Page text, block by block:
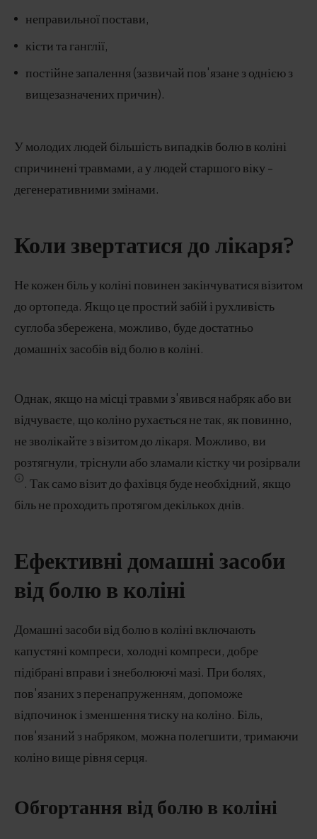
неправильної постави,
кісти та ганглії,
постійне запалення (зазвичай пов'язане з однією з
вищезазначених причин).
У молодих людей більшість випадків болю в коліні
спричинені травмами, а у людей старшого віку -
дегенеративними змінами.
Коли звертатися до лікаря?
Не кожен біль у коліні повинен закінчуватися візитом
до ортопеда. Якщо це простий забій і рухливість
суглоба збережена, можливо, буде достатньо
домашніх засобів від болю в коліні.
Однак, якщо на місці травми з'явився набряк або ви
відчуваєте, що коліно рухається не так, як повинно,
не зволікайте з візитом до лікаря. Можливо, ви
розтягнули, тріснули або зламали кістку чи розірвали
. Так само візит до фахівця буде необхідний, якщо
біль не проходить протягом декількох днів.
Ефективні домашні засоби
від болю в коліні
Домашні засоби від болю в коліні включають
капустяні компреси, холодні компреси, добре
підібрані вправи і знеболюючі мазі. При болях,
пов'язаних з перенапруженням, допоможе
відпочинок і зменшення тиску на коліно. Біль,
пов'язаний з набряком, можна полегшити, тримаючи
коліно вище рівня серця.
Обгортання від болю в коліні